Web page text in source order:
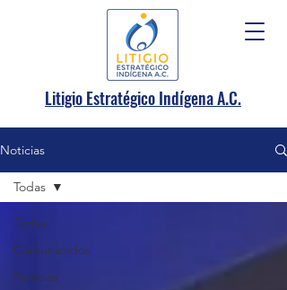
Litigio Estratégico Indígena A.C.
Noticias
Todas
Comunicados
Noticias
Todas